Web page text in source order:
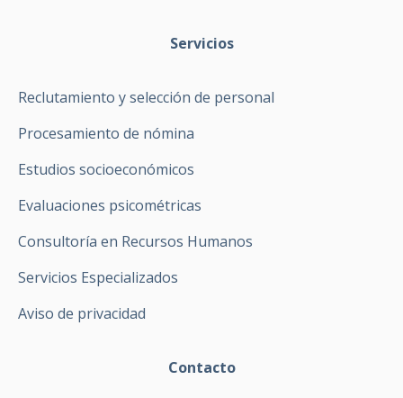
Servicios
Reclutamiento y selección de personal
Procesamiento de nómina
Estudios socioeconómicos
Evaluaciones psicométricas
Consultoría en Recursos Humanos
Servicios Especializados
Aviso de privacidad
Contacto